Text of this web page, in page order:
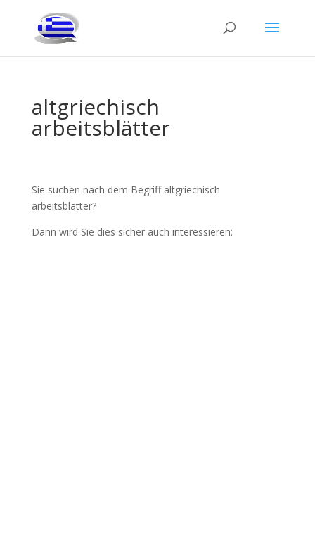
altgriechisch
arbeitsblätter
Sie suchen nach dem Begriff altgriechisch
arbeitsblätter?
Dann wird Sie dies sicher auch interessieren: